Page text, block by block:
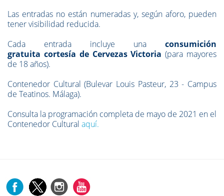
Las entradas no están numeradas y, según aforo, pueden
tener visibilidad reducida.
Cada entrada incluye una consumición
gratuita cortesía de Cervezas Victoria(para mayores
de 18 años).
Contenedor Cultural (Bulevar Louis Pasteur, 23 - Campus
de Teatinos. Málaga).
Consulta la programación completa de mayo de 2021 en el
Contenedor Cultural aquí.